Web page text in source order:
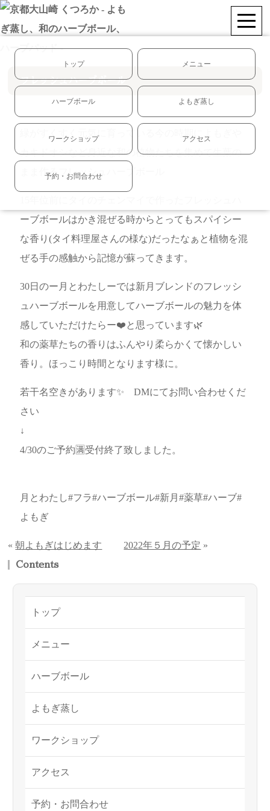
トップ メニュー
ハーブボール よもぎ蒸し
ワークショップ アクセス
予約・お問合わせ
フレッシュハーブボール
緑がすくすく元気に育っている今の時期によもぎや
カキドオシなど身近な和の植物たちを集めて生葉の
まま作るフレッシュハーブボール
ーブボールはかき混ぜる時からとってもスパイシー
な香り(タイ料理屋さんの様な)だったなぁと植物を混
ぜる手の感触から記憶が蘇ってきます。
30日のー月とわたしーでは新月ブレンドのフレッシ
ュハーブボールを用意してハーブボールの魅力を体
感していただけたらー❤️と思っています🌿
和の薬草たちの香りはふんやり柔らかくて懐かしい
香り。ほっこり時間となります様に。
若干名空きがあります✨ DMにてお問い合わせくだ
さい
↓
4/30のご予約🈵受付終了致しました。
月とわたし#フラ#ハーブボール#新月#薬草#ハーブ#
よもぎ
«朝よもぎはじめます 2022年５月の予定 »
Contents
トップ
メニュー
ハーブボール
よもぎ蒸し
ワークショップ
アクセス
予約・お問合わせ